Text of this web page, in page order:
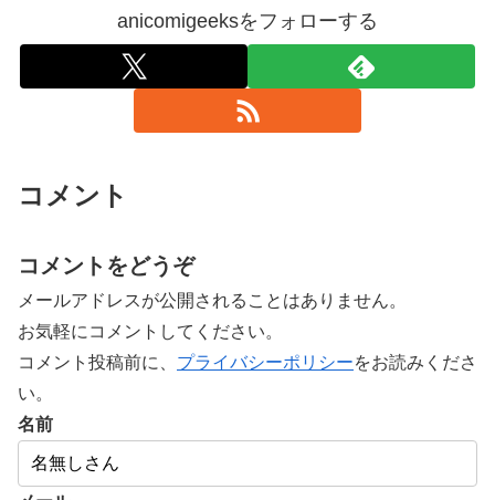
anicomigeeksをフォローする
コメント
コメントをどうぞ
メールアドレスが公開されることはありません。
お気軽にコメントしてください。
コメント投稿前に、 プライバシーポリシーをお読みくださ
い。
名前